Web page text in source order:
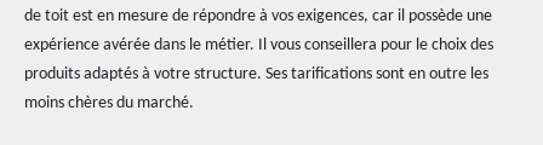
de toit est en mesure de répondre à vos exigences, car il possède une
expérience avérée dans le métier. Il vous conseillera pour le choix des
produits adaptés à votre structure. Ses tarifications sont en outre les
moins chères du marché.